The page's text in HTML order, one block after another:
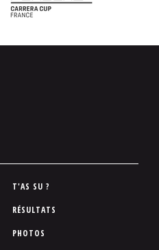
T'AS SU ?
RÉSULTATS
PHOTOS